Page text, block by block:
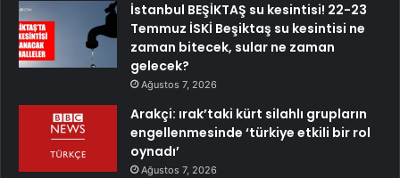
İstanbul BEŞİKTAŞ su kesintisi! 22-23
Temmuz İSKİ Beşiktaş su kesintisi ne
zaman bitecek, sular ne zaman
gelecek?
Ağustos 7, 2026
Arakçi: ırak’taki kürt silahlı grupların
engellenmesinde ‘türkiye etkili bir rol
oynadı’
Ağustos 7, 2026